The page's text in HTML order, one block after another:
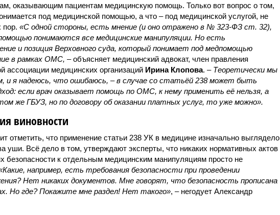
оказывающим пациентам медицинскую помощь. Только вот вопрос о том,
под медицинской помощью, а что – под медицинской услугой, не
пор. «С одной стороны, есть мнение (и оно отражено в № 323-ФЗ ст. 32),
понимаются все медицинские манипуляции. Но есть
и позиция Верховного суда, который понимает под медпомощью
в рамках ОМС, – объясняет медицинский адвокат, член правления
ассоциации медицинских организаций Ирина Клопова. – Теоретически мы
и я надеюсь, что ошибаюсь, – в случае со статьёй 238 может быть
если врач оказывает помощь по ОМС, к нему применить её нельзя, а
же ГБУЗ, но по договору об оказании платных услуг, то уже можно».
виновности
отметить, что применение статьи 238 УК в медицине изначально выглядело
уши. Всё дело в том, утверждают эксперты, что никаких нормативных актов
безопасности к отдельным медицинским манипуляциям просто не
например, есть требования безопасности при проведении
Нет никаких документов. Мне говорят, что безопасность прописана
Но где? Покажите мне раздел! Нет такого», – негодует Александр